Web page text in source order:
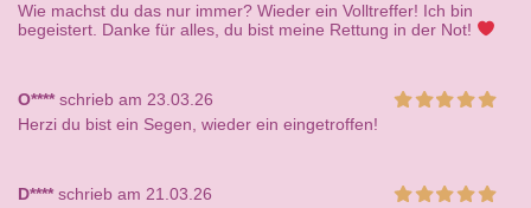
Wie machst du das nur immer? Wieder ein Volltreffer! Ich bin
begeistert. Danke für alles, du bist meine Rettung in der Not!
O****schrieb am 23.03.26
Herzi du bist ein Segen, wieder ein eingetroffen!
D****schrieb am 21.03.26